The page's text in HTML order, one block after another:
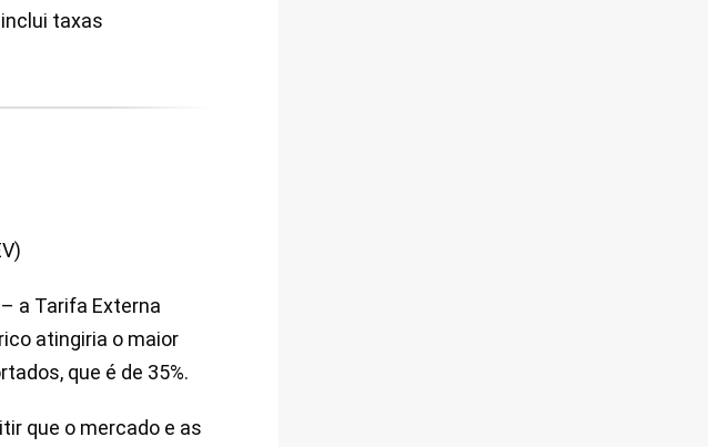
taxas
a Tarifa Externa
atingiria o maior
que é de 35%.
que o mercado e as